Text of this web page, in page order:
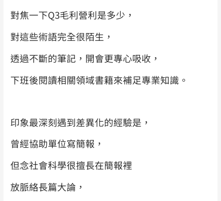
對焦一下Q3毛利營利是多少，
對這些術語完全很陌生，
透過不斷的筆記，開會更專心吸收，
下班後閱讀相關領域書籍來補足專業知識。
印象最深刻遇到差異化的經驗是，
曾經協助單位寫簡報，
但念社會科學很擅長在簡報裡
放脈絡長篇大論，